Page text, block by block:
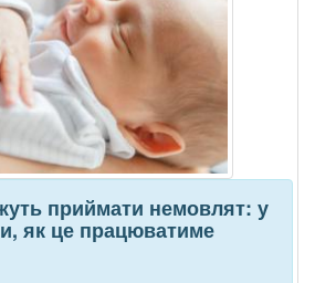
приймати немовлят: у
як це працюватиме